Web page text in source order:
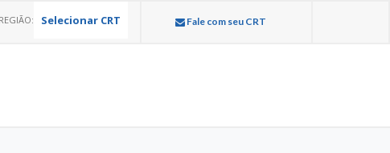
Selecionar CRT Fale com seu CRT